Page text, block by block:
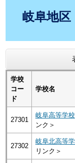
岐阜地区
学校
コー
ド
学校名
27301
岐阜高等学校
ンク＞
27302
岐阜北高等
リンク＞